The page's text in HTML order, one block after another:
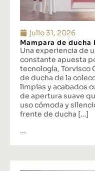
julio 31, 2026
Mampara de ducha
Una experiencia de
constante apuesta
tecnología, Torvisco
de ducha de la
limpias y acabados
de apertura suave
uso cómoda y
frente de ducha […]
...